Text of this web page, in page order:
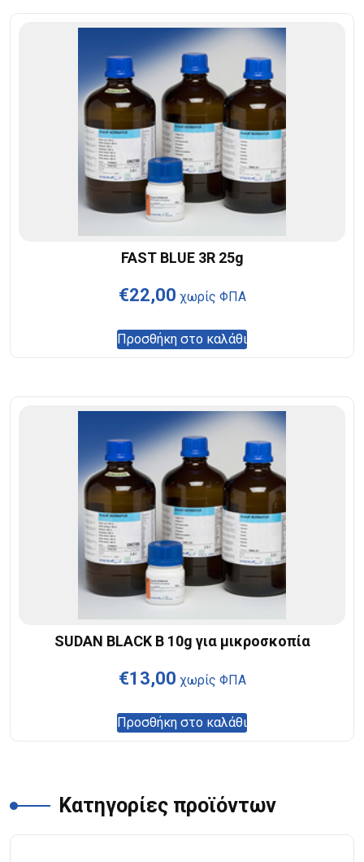
FAST BLUE 3R 25g
€22,00 χωρίς ΦΠΑ
Προσθήκη στο καλάθι
SUDAN BLACK B 10g για μικροσκοπία
€13,00 χωρίς ΦΠΑ
Προσθήκη στο καλάθι
Κατηγορίες προϊόντων